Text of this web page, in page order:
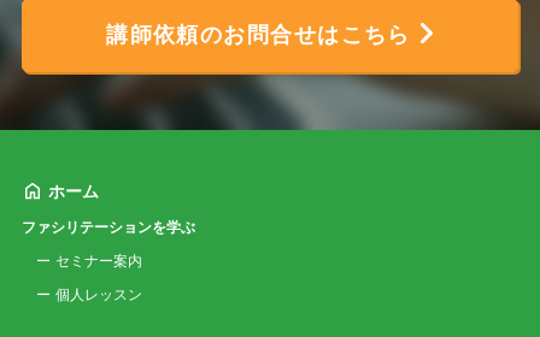
講師依頼のお問合せはこちら
ホーム
ファシリテーションを学ぶ
セミナー案内
個人レッスン